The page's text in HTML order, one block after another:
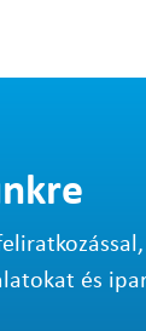
és